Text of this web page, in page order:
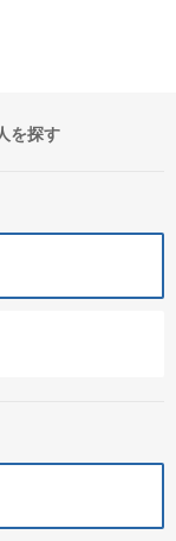
を探す